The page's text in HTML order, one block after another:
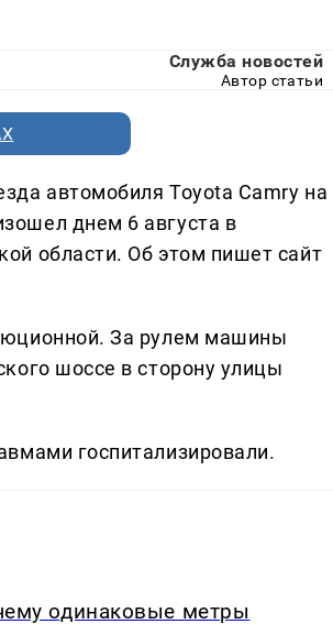
Служба новостей
Автор статьи
автомобиля Toyota Camry на
днем 6 августа в
области. Об этом пишет сайт
За рулем машины
шоссе в сторону улицы
госпитализировали.
одинаковые метры